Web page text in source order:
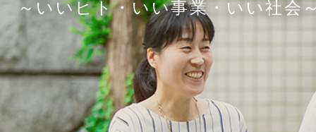
～いいヒト・いい事業・いい社会